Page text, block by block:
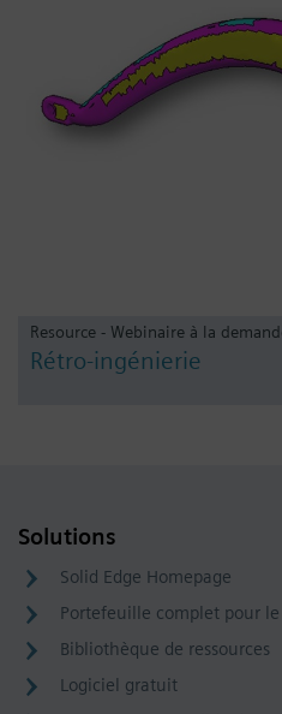
Resource - Webinaire à la
Rétro-ingénierie
Solutions
Solid Edge Homepage
Portefeuille complet pour
Bibliothèque de ressources
Logiciel gratuit